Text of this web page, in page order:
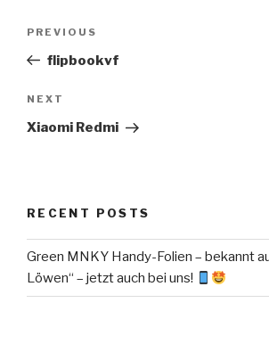
Previous
Post
PREVIOUS
flipbookvf
Next
Post
NEXT
Xiaomi Redmi
RECENT POSTS
Green MNKY Handy-Folien – bekannt
Löwen“ – jetzt auch bei uns!